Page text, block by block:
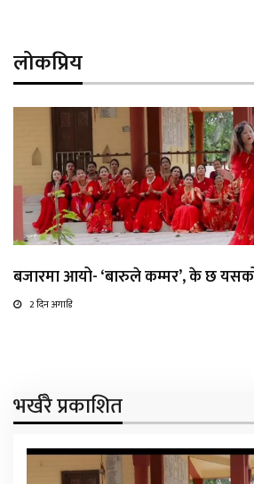
लोकप्रिय
बजारमा आयो- ‘बारुले कम्मर’, के छ
2 दिन अगाडि
भर्खरै प्रकाशित